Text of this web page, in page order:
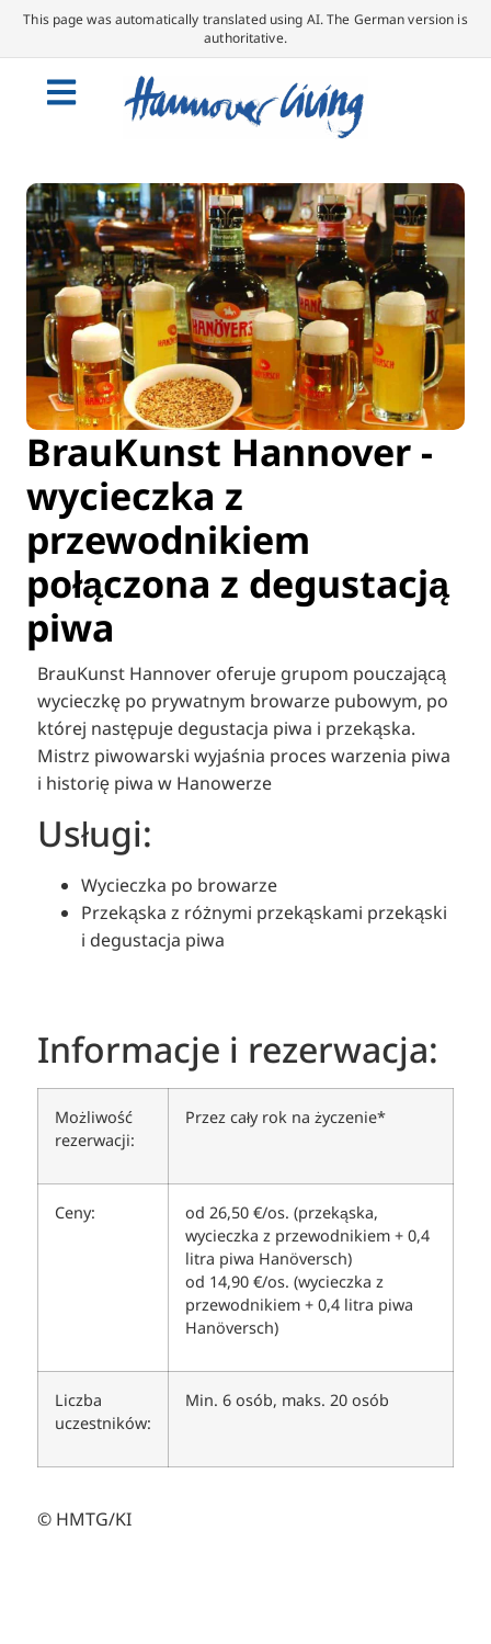
This page was automatically translated using AI. The German version is
authoritative.
BrauKunst Hannover -
wycieczka z
przewodnikiem
połączona z degustacją
piwa
BrauKunst Hannover oferuje grupom pouczającą
wycieczkę po prywatnym browarze pubowym, po
której następuje degustacja piwa i przekąska.
Mistrz piwowarski wyjaśnia proces warzenia piwa
i historię piwa w Hanowerze
Usługi:
Wycieczka po browarze
Przekąska z różnymi przekąskami przekąski
i degustacja piwa
Informacje i rezerwacja:
Możliwość
rezerwacji:
Przez cały rok na życzenie*
Ceny:
od 26,50 €/os. (przekąska,
wycieczka z przewodnikiem + 0,4
litra piwa Hanöversch)
od 14,90 €/os. (wycieczka z
przewodnikiem + 0,4 litra piwa
Hanöversch)
Liczba
uczestników:
Min. 6 osób, maks. 20 osób
© HMTG/KI